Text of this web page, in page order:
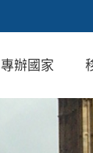
專辦國家